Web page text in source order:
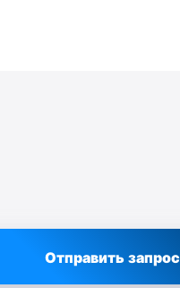
Отправить запрос